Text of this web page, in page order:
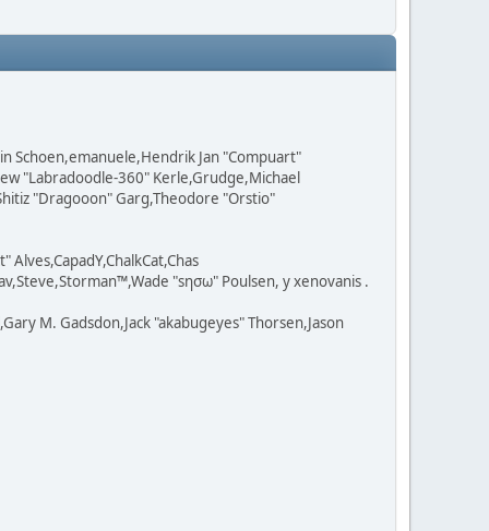
Schoen,emanuele,Hendrik Jan "Compuart"
"Labradoodle-360" Kerle,Grudge,Michael
"Dragooon" Garg,Theodore "Orstio"
"sησω" Poulsen, y xenovanis .
M. Gadsdon,Jack "akabugeyes" Thorsen,Jason